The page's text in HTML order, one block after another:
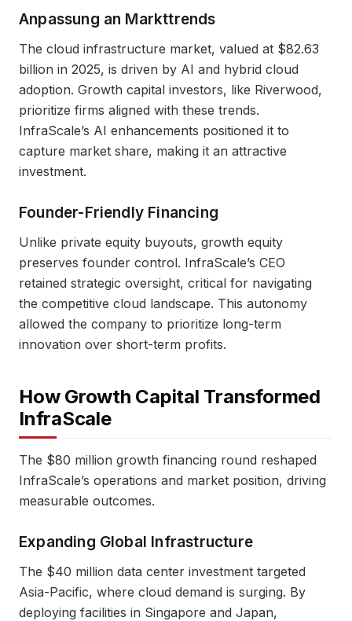
Anpassung an Markttrends
The cloud infrastructure market, valued at $82.63
billion in 2025, is driven by AI and hybrid cloud
adoption. Growth capital investors, like Riverwood,
prioritize firms aligned with these trends.
InfraScale’s AI enhancements positioned it to
capture market share, making it an attractive
investment.
Founder-Friendly Financing
Unlike private equity buyouts, growth equity
preserves founder control. InfraScale’s CEO
retained strategic oversight, critical for navigating
the competitive cloud landscape. This autonomy
allowed the company to prioritize long-term
innovation over short-term profits.
How Growth Capital Transformed
InfraScale
The $80 million growth financing round reshaped
InfraScale’s operations and market position, driving
measurable outcomes.
Expanding Global Infrastructure
The $40 million data center investment targeted
Asia-Pacific, where cloud demand is surging. By
deploying facilities in Singapore and Japan,